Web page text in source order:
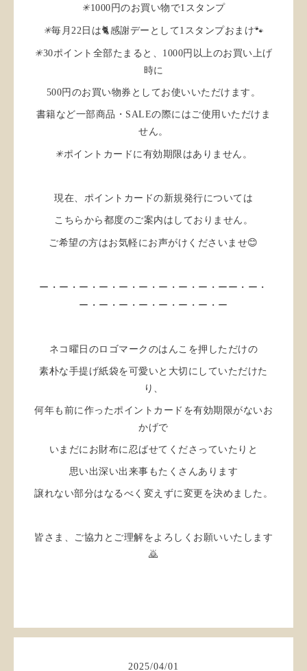
✳︎1000円のお買い物で1スタンプ
✳︎毎月22日は🐈感謝デーとして1スタンプおまけ🐾
✳︎30ポイント全部たまると、1000円以上のお買い上げ
時に
500円のお買い物券としてお使いいただけます。
書籍など一部商品・SALEの際にはご使用いただけま
せん。
✳︎ポイントカードに有効期限はありません。
現在、ポイントカードの新規発行については
こちらから都度のご案内はしておりません。
ご希望の方はお気軽にお声がけくださいませ😊
ー・ー・ー・ー・ー・ー・ー・ー・ー・ーー・ー・
ー・ー・ー・ー・ー・ー・ー・ー
ネコ曜日のロゴマークのはんこを押しただけの
素朴な手提げ紙袋を可愛いと大切にしていただけた
り、
何年も前に作ったポイントカードを有効期限がないお
かげで
いまだにお財布に忍ばせてくださっていたりと
思い出深い出来事もたくさんあります
譲れない部分はなるべく変えずに変更を決めました。
皆さま、ご協力とご理解をよろしくお願いいたします
🙇
2025/04/01